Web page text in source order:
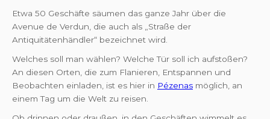
Etwa 50 Geschäfte säumen das ganze Jahr über die
Avenue de Verdun, die auch als „Straße der
Antiquitätenhändler“ bezeichnet wird.
Welches soll man wählen? Welche Tür soll ich aufstoßen?
An diesen Orten, die zum Flanieren, Entspannen und
Beobachten einladen, ist es hier in Pézenas möglich, an
einem Tag um die Welt zu reisen.